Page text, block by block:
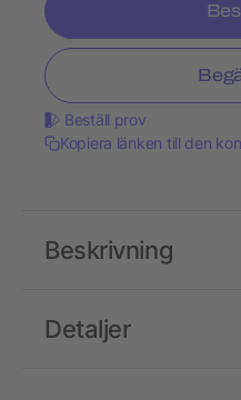
Beställ prov
Kopiera länken till den
Detaljer
Beskrivning